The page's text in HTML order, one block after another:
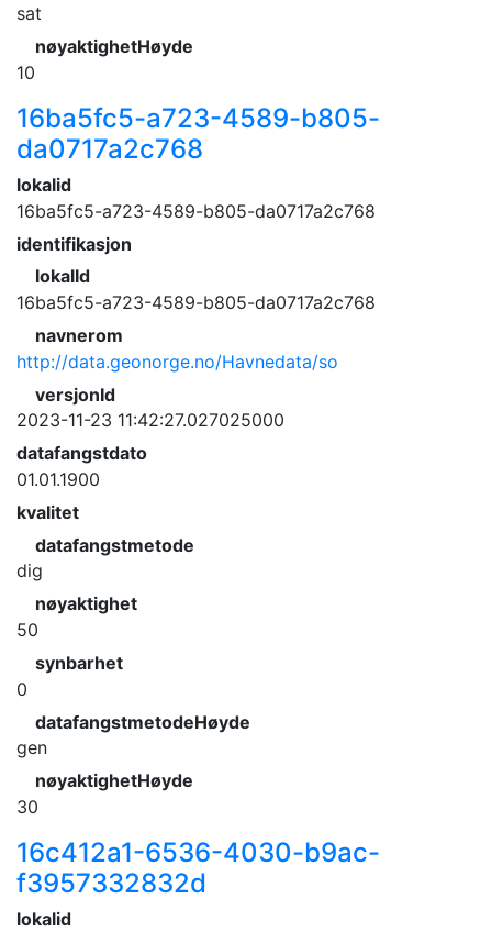
sat
nøyaktighetHøyde
10
16ba5fc5-a723-4589-b805-
da0717a2c768
lokalid
16ba5fc5-a723-4589-b805-da0717a2c768
identifikasjon
lokalId
16ba5fc5-a723-4589-b805-da0717a2c768
navnerom
http://data.geonorge.no/Havnedata/so
versjonId
2023-11-23 11:42:27.027025000
datafangstdato
01.01.1900
kvalitet
datafangstmetode
dig
nøyaktighet
50
synbarhet
0
datafangstmetodeHøyde
gen
nøyaktighetHøyde
30
16c412a1-6536-4030-b9ac-
f3957332832d
lokalid